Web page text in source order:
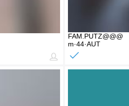
FAM.PUTZ@@@
m·44·AUT